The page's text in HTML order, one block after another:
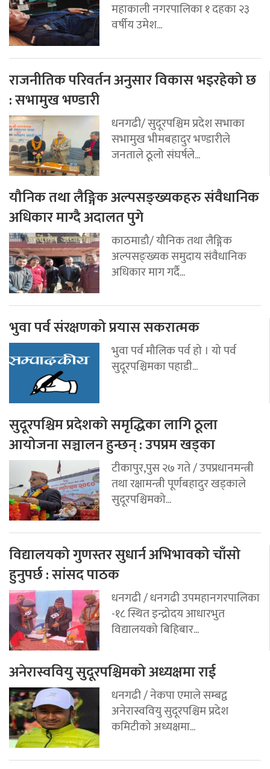
महाकाली नगरपालिका १ दहका २३
वर्षीय उमेश...
राजनीतिक परिवर्तन अनुसार विकास भइरहेको छ
: सभामुख भण्डारी
धनगढी/ सुदूरपश्चिम प्रदेश सभाका
सभामुख भीमबहादुर भण्डारीले
जनताले ठूलो संघर्षले...
यौनिक तथा लैङ्गिक अल्पसङ्ख्यकहरु संवैधानिक
अधिकार माग्दै अदालत पुगे
काठमाडौ/ यौनिक तथा लैङ्गिक
अल्पसङ्ख्यक समुदाय संवैधानिक
अधिकार माग गर्दै...
भुवा पर्व संरक्षणको प्रयास सकरात्मक
भुवा पर्व मौलिक पर्व हो । यो पर्व
सुदूरपश्चिमका पहाडी...
सुदूरपश्चिम प्रदेशको समृद्धिका लागि ठूला
आयोजना सञ्चालन हुन्छन् : उपप्रम खड्का
टीकापुर,पुस २७ गते / उपप्रधानमन्त्री
तथा रक्षामन्त्री पूर्णबहादुर खड्काले
सुदूरपश्चिमको...
विद्यालयको गुणस्तर सुधार्न अभिभावको चाँसो
हुनुपर्छ : सांसद पाठक
धनगढी / धनगढी उपमहानगरपालिका
-१८ स्थित इन्द्रोदय आधारभुत
विद्यालयको बिहिबार...
अनेरास्ववियु सुदूरपश्चिमको अध्यक्षमा राई
धनगढी / नेकपा एमाले सम्बद्व
अनेरास्ववियु सुदूरपश्चिम प्रदेश
कमिटीको अध्यक्षमा...